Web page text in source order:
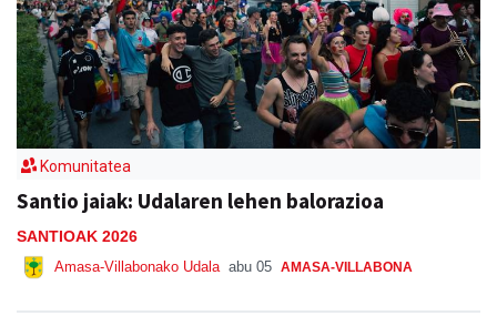
Komunitatea
Santio jaiak: Udalaren lehen balorazioa
SANTIOAK 2026
Amasa-Villabonako Udala abu 05 AMASA-VILLABONA